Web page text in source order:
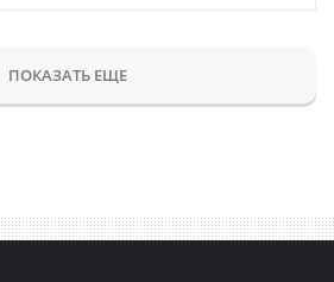
ПОКАЗАТЬ ЕЩЕ